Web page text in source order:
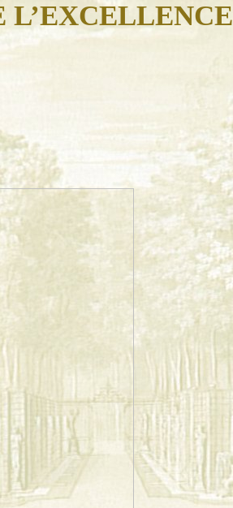
L’EXCELLENCE
…